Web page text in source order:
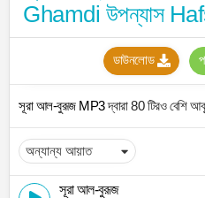
Ghamdi উপন্যাস
ডাউনলোড
সূরা আল-বুরূজ MP3দ্বারা 80 টিরও বেশি
সূরা আল-বুরূজ